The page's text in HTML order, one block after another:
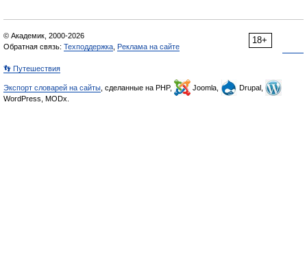
18+
© Академик, 2000-2026
Обратная связь: Техподдержка Реклама на сайте
👣 Путешествия
Экспорт словарей на сайты , сделанные на PHP, Joomla,
Drupal,
WordPress, MODx.